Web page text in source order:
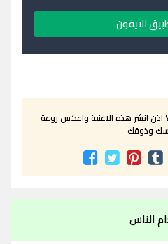
الايفون
انشر هذه الاغنية واعكس روعة
وذوقك
الناس